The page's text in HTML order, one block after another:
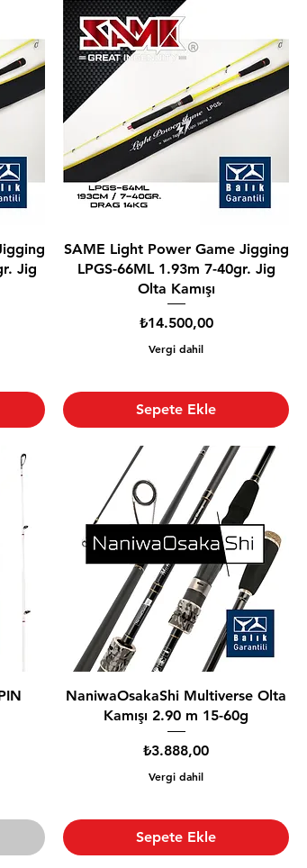
Jig
SAME Light Power Game Jigging
LPGS-66ML 1.93m 7-40gr. Jig
Olta Kamışı
Fiyat
₺14.500,00
Vergi dahil
Sepete Ekle
NaniwaOsakaShi Multiverse Olta
Kamışı 2.90 m 15-60g
Fiyat
₺3.888,00
Vergi dahil
Sepete Ekle